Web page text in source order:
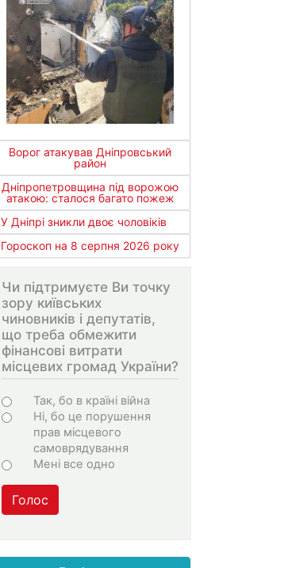
Ворог атакував Дніпровський
район
Дніпропетровщина під ворожою
атакою: сталося багато пожеж
У Дніпрі зникли двоє чоловіків
Гороскоп на 8 серпня 2026 року
Чи підтримуєте Ви точку
зору київських
чиновників і депутатів,
що треба обмежити
фінансові витрати
місцевих громад України?
Варіанти
Так, бо в країні війна
Ні, бо це порушення
прав місцевого
самоврядування
Мені все одно
Голос